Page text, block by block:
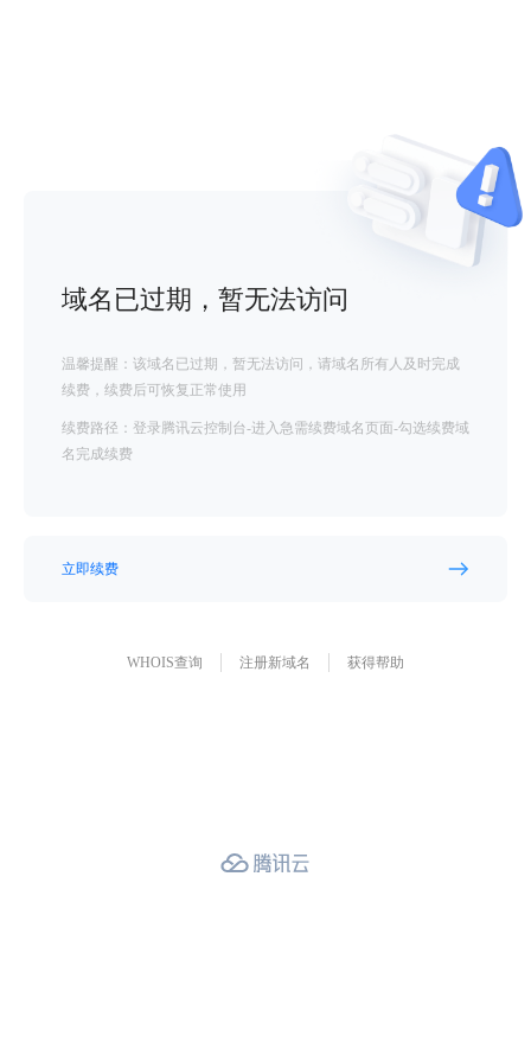
域名已过期，暂无法访问
温馨提醒：该域名已过期，暂无法访问，请域名所有人及时完成
续费，续费后可恢复正常使用
续费路径：登录腾讯云控制台-进入急需续费域名页面-勾选续费域
名完成续费
立即续费
WHOIS查询 注册新域名 获得帮助